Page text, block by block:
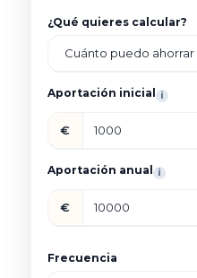
¿Qué quieres calcular?
Aportación inicial i
€
Aportación anual i
€
Frecuencia